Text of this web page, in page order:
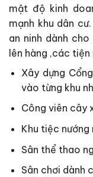
mật độ kinh
mạnh khu dân
an ninh dành
lên hàng ,các tiện
Xây dựng
vào từng khu
Công viên cây
Khu tiệc
Sân thể thao
Sân chơi dành